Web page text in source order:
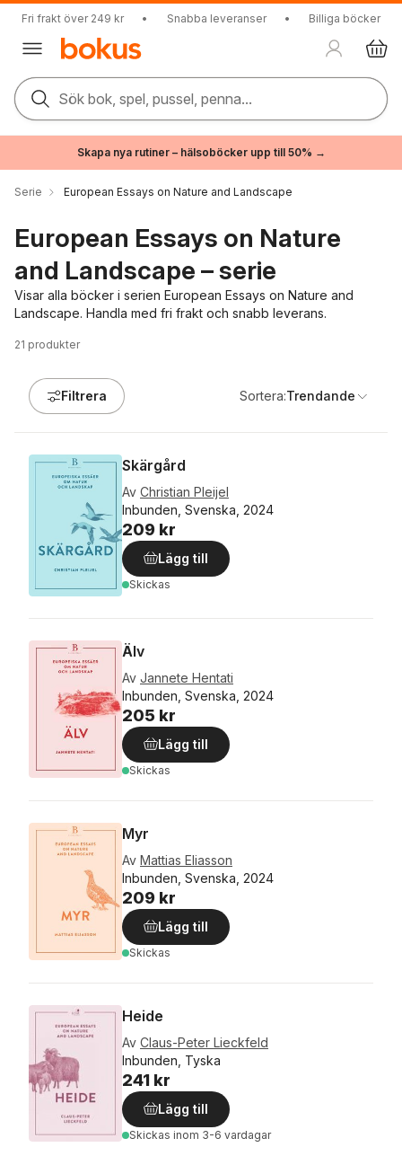
Fri frakt över 249 kr • Snabba leveranser • Billiga böcker
Sök bok, spel, pussel, penna...
Skapa nya rutiner – hälsoböcker upp till 50% →
Serie European Essays on Nature and Landscape
European Essays on Nature
and Landscape – serie
Visar alla böcker i serien European Essays on Nature and
Landscape. Handla med fri frakt och snabb leverans.
21 produkter
Filtrera Sortera:Trendande
Skärgård
Av Christian Pleijel
Inbunden, Svenska, 2024
209 kr
Lägg till
Skickas
Älv
Av Jannete Hentati
Inbunden, Svenska, 2024
205 kr
Lägg till
Skickas
Myr
Av Mattias Eliasson
Inbunden, Svenska, 2024
209 kr
Lägg till
Skickas
Heide
Av Claus-Peter Lieckfeld
Inbunden, Tyska
241 kr
Lägg till
Skickas inom 3-6 vardagar